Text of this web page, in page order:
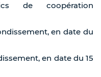
de coopération
en date du
en date du 15